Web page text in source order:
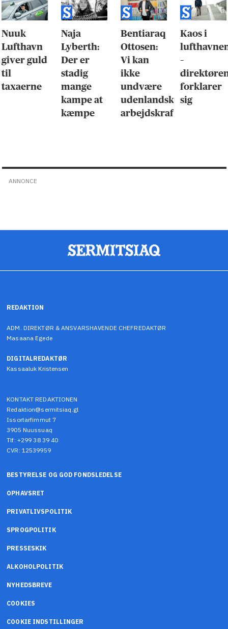
Nuuk
Lufthavn
giver guld
til
taxaerne
Naja
Lyberth:
Der er
stadig
mange
kampe at
kæmpe
Bentiaraq
Ottosen:
Vi kan
ikke
undvære
udenlandsk
arbejdskraft
Kaos i
–
forklarer
sig
ANNONCE
REDAKTION
ADM. DIREKTØR & ANSVARSHAVENDE CHEFREDAKTØR
Masaana Egede
DIGITALREDAKTØR
Kassaaluk Kristensen
KONTAKT REDAKTIONEN
Redaktion@sermitsiaq.gl
Issortarfimmut 7
3905 Nuussuaq
Tlf: +299 38 39 40
CVR: 12539959
BESTYRELSE OG GOD FONDSLEDELSE
OPHAVSRET
PRIVATLIVSPOLITIK
SPROGPOLITIK
PRESSESKIK
ALKOHOLPOLITIK
NYHEDSBREVE
COOKIES
COOKIE INDSTILLINGER